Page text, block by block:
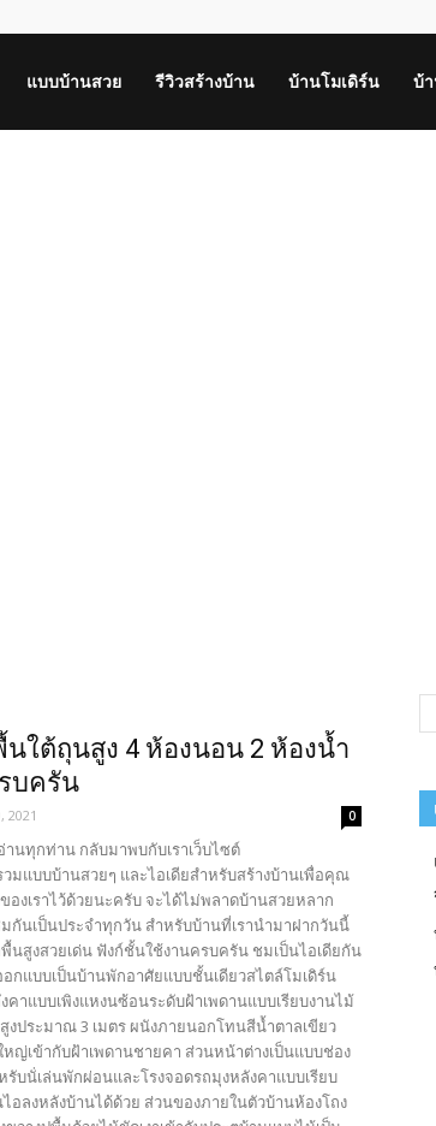
แบบบ้านสวย รีวิวสร้างบ้าน บ้านโมเดิร์น บ้
ใต้ถุนสูง 4 ห้องนอน 2 ห้องน้ำ
บครัน
2021 0
นทุกท่าน กลับมาพบกับเราเว็บไซต์
มแบบบ้านสวยๆ และไอเดียสำหรับสร้างบ้านเพื่อคุณ
องเราไว้ด้วยนะครับ จะได้ไม่พลาดบ้านสวยหลาก
กันเป็นประจำทุกวัน สำหรับบ้านที่เรานำมาฝากวันนี้
นสูงสวยเด่น ฟังก์ชั้นใช้งานครบครัน ชมเป็นไอเดียกัน
กแบบเป็นบ้านพักอาศัยแบบชั้นเดียวสไตล์โมเดิร์น
าแบบเพิงแหงนซ้อนระดับฝ้าเพดานแบบเรียบงานไม้
งประมาณ 3 เมตร ผนังภายนอกโทนสีน้ำตาลเขียว
ญ่เข้ากับฝ้าเพดานชายคา ส่วนหน้าต่างเป็นแบบช่อง
บนั่เล่นพักผ่อนและโรงจอดรถมุงหลังคาแบบเรียบ
อลงหลังบ้านได้ด้วย ส่วนของภายในตัวบ้านห้องโถง